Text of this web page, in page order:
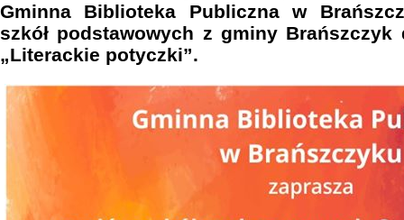
Gminna Biblioteka Publiczna w
szkół podstawowych z gminy Brańszczyk
„Literackie potyczki”.